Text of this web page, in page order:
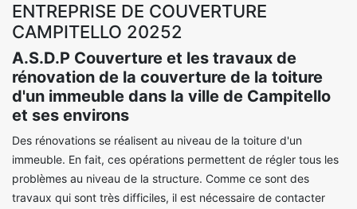
ENTREPRISE DE COUVERTURE
CAMPITELLO 20252
A.S.D.P Couverture et les travaux de
rénovation de la couverture de la toiture
d'un immeuble dans la ville de Campitello
et ses environs
Des rénovations se réalisent au niveau de la toiture d'un
immeuble. En fait, ces opérations permettent de régler tous les
problèmes au niveau de la structure. Comme ce sont des
travaux qui sont très difficiles, il est nécessaire de contacter